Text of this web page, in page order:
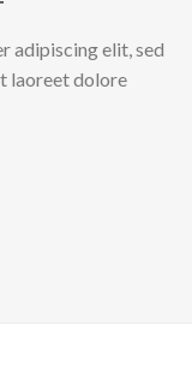
adipiscing elit, sed
laoreet dolore